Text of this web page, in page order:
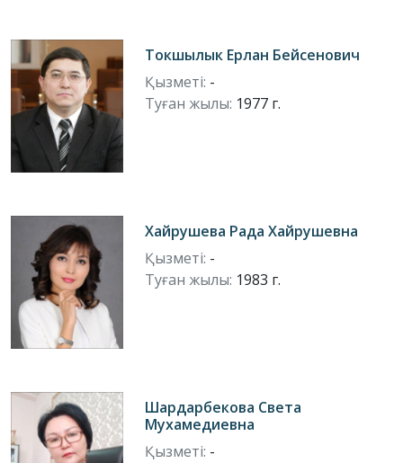
Токшылык Ерлан Бейсенович
Қызметі: -
Туған жылы: 1977 г.
Хайрушева Рада Хайрушевна
Қызметі: -
Туған жылы: 1983 г.
Шардарбекова Света
Мухамедиевна
Қызметі: -